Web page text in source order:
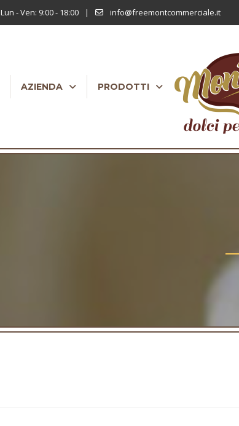
Lun - Ven: 9:00 - 18:00 | info@freemontcommerciale.it
AZIENDA PRODOTTI